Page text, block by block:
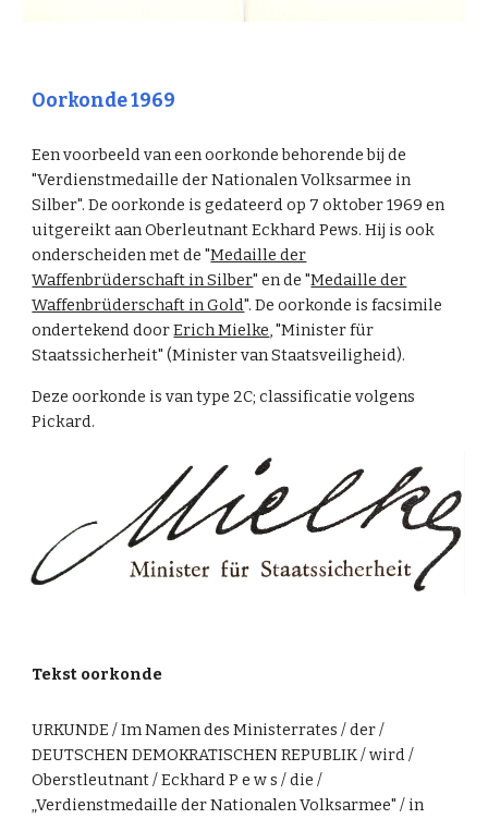
Oorkonde 1969
Een voorbeeld van een oorkonde behorende bij de
"Verdienstmedaille der Nationalen Volksarmee in
Silber". De oorkonde is gedateerd op 7 oktober 1969 en
uitgereikt aan Oberleutnant Eckhard Pews. Hij is ook
onderscheiden met de "Medaille der
Waffenbrüderschaft in Silber" en de "Medaille der
Waffenbrüderschaft in Gold". De oorkonde is facsimile
ondertekend doorErich Mielke, "Minister für
Staatssicherheit" (Minister van Staatsveiligheid).
Deze oorkonde is van type 2C; classificatie volgens
Pickard.
Tekst oorkonde
URKUNDE / Im Namen des Ministerrates / der /
DEUTSCHEN DEMOKRATISCHEN REPUBLIK / wird /
Oberstleutnant / Eckhard P e w s / die /
„Verdienstmedaille der Nationalen Volksarmee" / in